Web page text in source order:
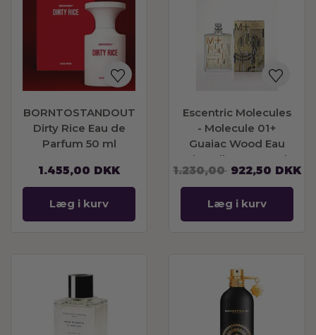
BORNTOSTANDOUT
Dirty Rice Eau de
Parfum 50 ml
1.455,00 DKK
Læg i kurv
Escentric Molecules
- Molecule 01+
Guaiac Wood Eau
de Toilette 100 ml
1.230,00 922,50 DKK
Læg i kurv